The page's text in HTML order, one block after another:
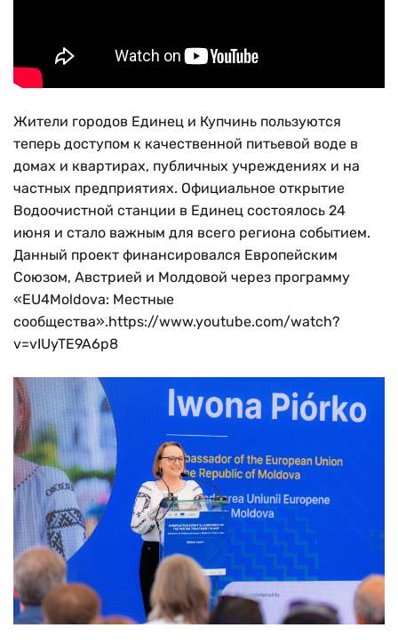
Жители городов Единец и Купчинь пользуются
теперь доступом к качественной питьевой воде в
домах и квартирах, публичных учреждениях и на
частных предприятиях. Официальное открытие
Водоочистной станции в Единец состоялось 24
июня и стало важным для всего региона событием.
Данный проект финансировался Европейским
Союзом, Австрией и Молдовой через программу
«EU4Moldova: Местные
сообщества».https://www.youtube.com/watch?
v=vIUyTE9A6p8